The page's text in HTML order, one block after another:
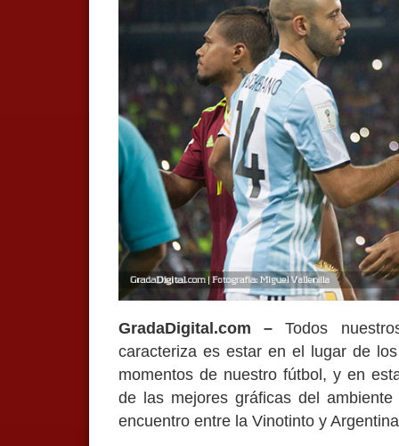
GradaDigital.com –Todos
caracteriza es estar en el lugar de
momentos de nuestro fútbol, y en
de las mejores gráficas del
encuentro entre la Vinotinto y